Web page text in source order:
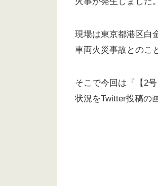
現場は東京都港区白
車両火災事故とのこ
そこで今回は『【2
状況をTwitter投稿の